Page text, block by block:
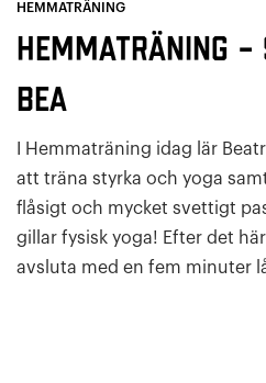
HEMMATRÄNING
Hemmaträning
Bea
I Hemmaträning idag lär
att träna styrka och yoga
flåsigt och mycket svettigt
gillar fysisk yoga! Efter det
avsluta med en fem minuter